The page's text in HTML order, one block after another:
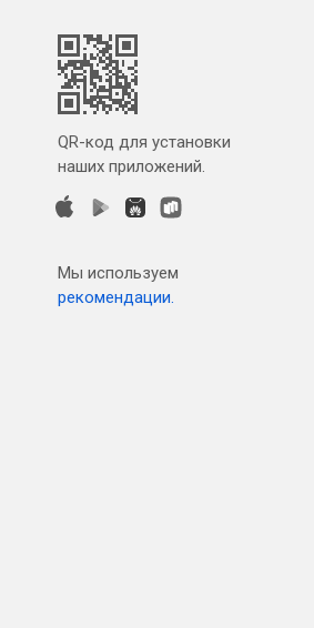
QR-код для установки
наших приложений.
Мы используем
рекомендации.